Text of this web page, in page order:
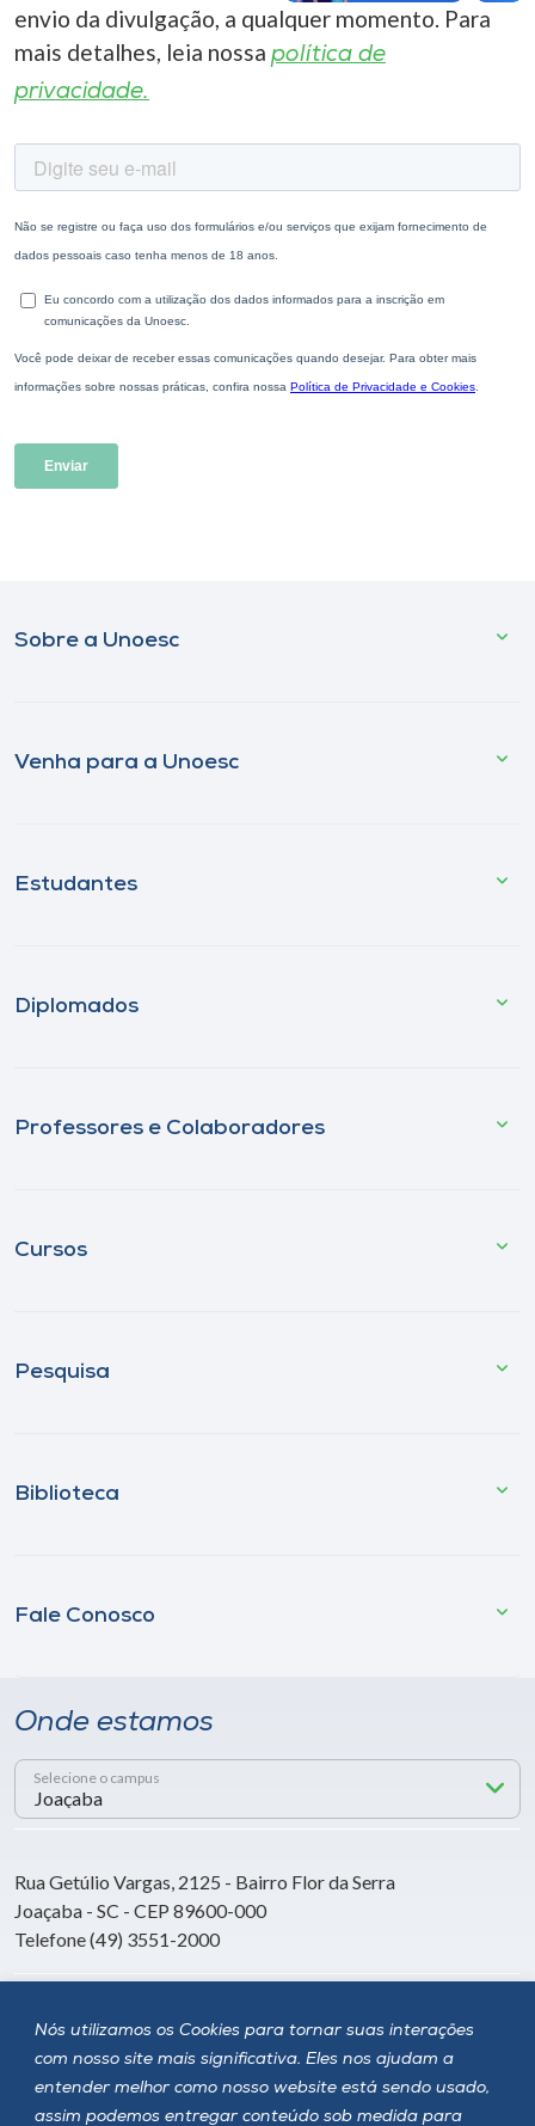
Nós utilizamos os Cookies para tornar suas interações
com nosso site mais significativa. Eles nos ajudam a
entender melhor como nosso website está sendo usado,
assim podemos entregar conteúdo sob medida para
envio da divulgação, a qualquer momento. Para
mais detalhes, leia nossa política de
privacidade.
Sobre a Unoesc
Venha para a Unoesc
Estudantes
Diplomados
Professores e Colaboradores
Cursos
Pesquisa
Biblioteca
Fale Conosco
Onde estamos
Selecione o campus
Rua Getúlio Vargas, 2125 - Bairro Flor da Serra
Joaçaba - SC - CEP 89600-000
Telefone (49) 3551-2000
Siga a Unoesc